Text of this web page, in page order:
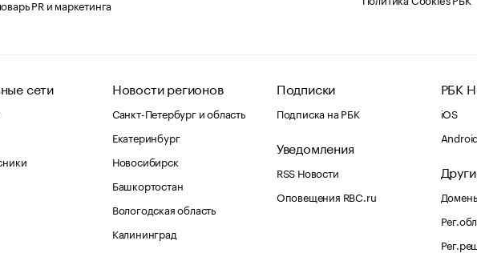
PR и маркетинга
сети Новости регионов
Санкт-Петербург и область
Екатеринбург
Новосибирск
Башкортостан
Вологодская область
Калининград
Подписки
Подписка на РБК
Уведомления
RSS Новости
Оповещения RBC.ru
РБК
iOS